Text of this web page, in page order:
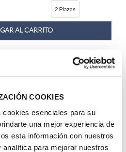
COOKIES
cookies esenciales para su
una mejor experiencia de
esta información con nuestros
analítica para mejorar nuestros
2 Plazas
AL CARRITO
266.50sin interés
S/ 3089. 00
2 Plazas
Queen
Americano